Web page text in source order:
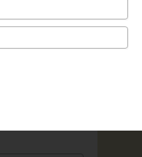
angiven e-